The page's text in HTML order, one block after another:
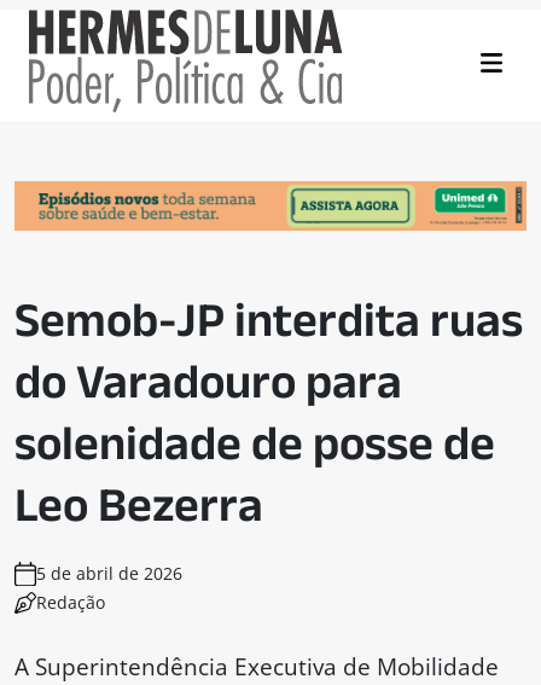
Semob-JP interdita ruas
do Varadouro para
solenidade de posse de
Leo Bezerra
5 de abril de 2026
Redação
A Superintendência Executiva de Mobilidade